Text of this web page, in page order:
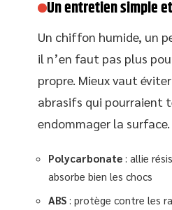
Un entretien simple
Un chiffon humide, un
il n’en faut pas plus
propre. Mieux vaut
abrasifs qui pourraient
endommager la surface.
Polycarbonate : allie
absorbe bien les chocs
ABS : protège contre les